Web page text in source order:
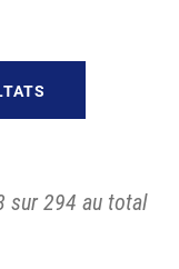
sur 294 au total